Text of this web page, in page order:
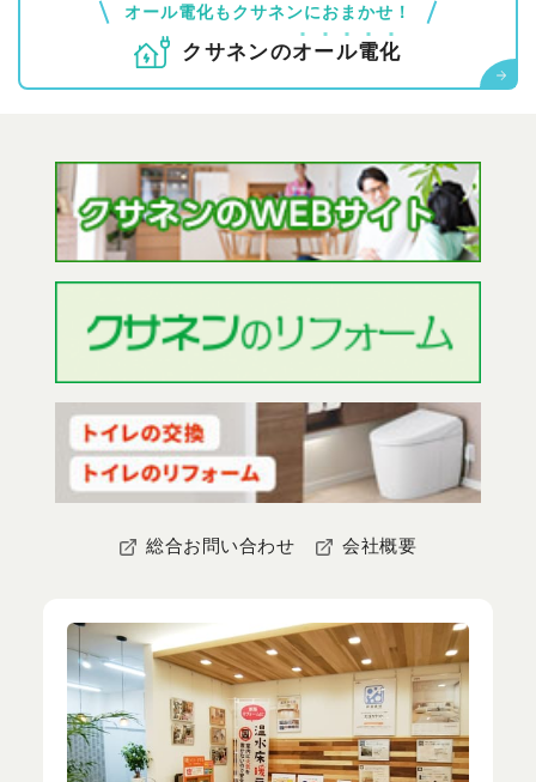
オール電化もクサネンにおまかせ！
クサネンのオール電化
総合お問い合わせ 会社概要